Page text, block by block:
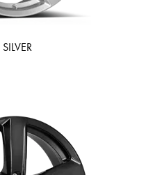
SILVER